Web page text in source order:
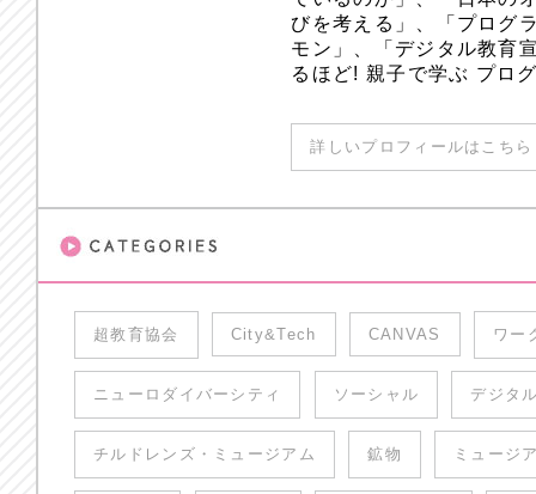
びを考える」、「プログ
モン」、「デジタル教育
るほど! 親子で学ぶ プロ
詳しいプロフィールはこち
超教育協会 City&Tech CANVAS ワー
ニューロダイバーシティ ソーシャル デジタ
チルドレンズ・ミュージアム 鉱物 ミュージ